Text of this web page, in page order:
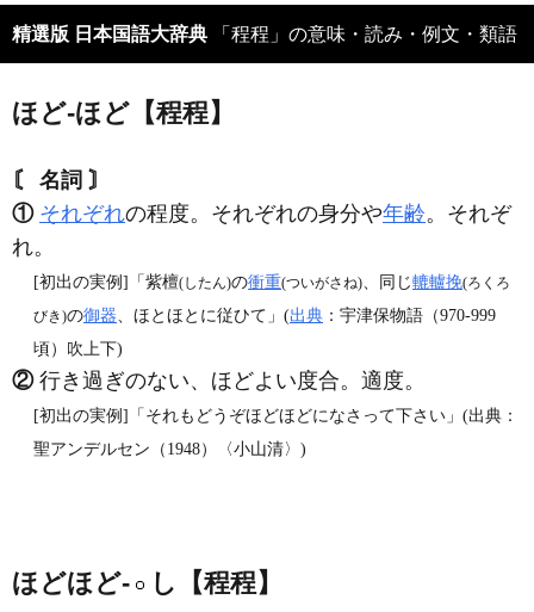
精選版 日本国語大辞典 「程程」の意味・読み・例文・類語
ほど‐ほど【程程】
〘 名詞 〙
① それぞれの程度。それぞれの身分や年齢。それぞ
れ。
[初出の実例]「紫檀(したん)の衝重(ついがさね) 、同じ轆轤挽(ろくろ
びき)の御器 、ほとほとに従ひて」(出典 ：宇津保物語（970‐999
頃）吹上下)
②行き過ぎのない、ほどよい度合。適度。
[初出の実例]「それもどうぞほどほどになさって下さい」(出典：
聖アンデルセン（1948）〈小山清〉)
ほどほど‐ し【程程】